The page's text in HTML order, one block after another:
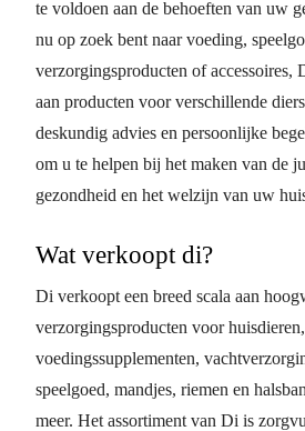
te voldoen aan de behoeften van uw
nu op zoek bent naar voeding,
verzorgingsproducten of accessoires,
aan producten voor verschillende
deskundig advies en persoonlijke
om u te helpen bij het maken van de
gezondheid en het welzijn van uw
Wat verkoopt di?
Di verkoopt een breed scala aan
verzorgingsproducten voor
voedingssupplementen,
speelgoed, mandjes, riemen en
meer. Het assortiment van Di is